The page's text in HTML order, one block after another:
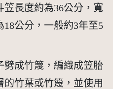
長度約為36公分，寬
公分，一般約3年至5
劈成竹篾，編織成笠胎
的竹葉或竹篾，並使用